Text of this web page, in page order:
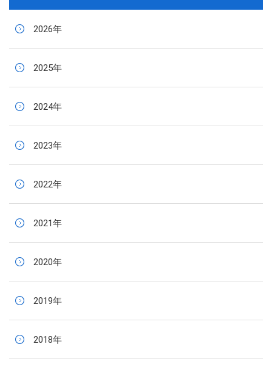
2026年
2025年
2024年
2023年
2022年
2021年
2020年
2019年
2018年